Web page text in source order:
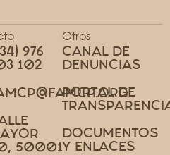
976
102
50001
Otros
CANAL DE
DENUNCIAS
PORTAL DE
DOCUMENTOS
Y ENLACES